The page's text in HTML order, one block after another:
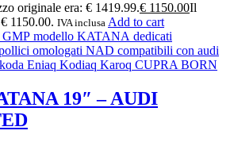
originale era: € 1419.99.€ 1150.00Il
1150.00. IVA inclusa Add to cart
19″ – AUDI